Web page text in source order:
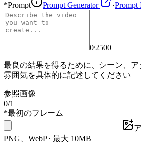
*Prompt Prompt Generator ·Prompt
0/2500
最良の結果を得るために、シーン、ア
雰囲気を具体的に記述してください
参照画像
0/1
*最初のフレーム
PNG、WebP · 最大 10MB